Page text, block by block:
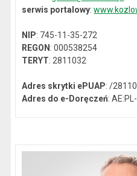
serwis portalowy:
NIP: 745-11-35-272
REGON: 000538254
TERYT: 2811032
Adres skrytki ePUAP: /
Adres do e-Doręczeń: